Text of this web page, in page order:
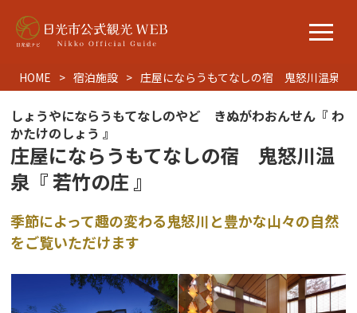
HOME 宿泊施設 庄屋にならうもてなしの宿 鬼怒川温泉『
しょうやにならうもてなしのやど きぬがわおんせん『 わ
かたけのしょう 』
庄屋にならうもてなしの宿 鬼怒川温
泉『 若竹の庄 』
季節によって趣の変わる鬼怒川と豊かな山々の自然
をご覧いただけます